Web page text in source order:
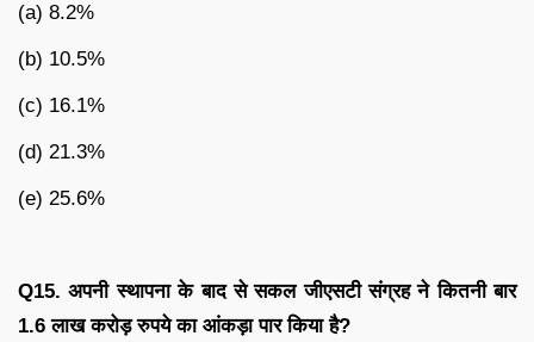
(a) 8.2%
(b) 10.5%
(c) 16.1%
(d) 21.3%
(e) 25.6%
Q15.अपनी स्थापना के बाद से सकल जीएसटी संग्रह ने कितनी बार
1.6लाख करोड़ रुपये का आंकड़ा पार किया है?